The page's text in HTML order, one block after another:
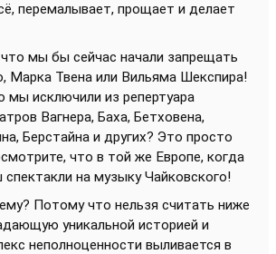
перемалывает, прощает и делает
что мы бы сейчас начали запрещать
Марка Твена или Вильяма Шекспира!
мы исключили из репертуара
Вагнера, Баха, Бетховена,
Берстайна и других? Это просто
что в той же Европе, когда
на музыку Чайковского!
Потому что нельзя считать ниже
уникальной историей и
неполноценности выливается в